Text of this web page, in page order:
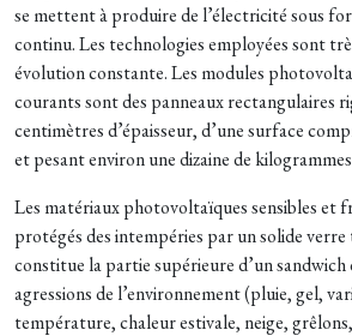
se mettent à produire de l’électricité sous
continu. Les technologies employées sont
évolution constante. Les modules
courants sont des panneaux rectangulaires
centimètres d’épaisseur, d’une surface
et pesant environ une dizaine de
Les matériaux photovoltaïques sensibles et
protégés des intempéries par un solide
constitue la partie supérieure d’un sandwich
agressions de l’environnement (pluie, gel,
température, chaleur estivale, neige,